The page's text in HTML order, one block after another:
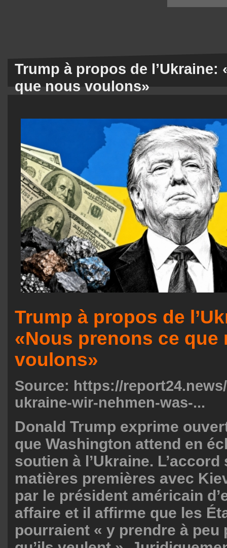
Trump à propos de l’Ukraine:
que nous voulons»
Trump à propos de
«Nous prenons ce que
voulons»
Source: https://
ukraine-wir-nehmen-was-...
Donald Trump exprime
que Washington attend en
soutien à l’Ukraine. L’accord
matières premières avec
par le président américain
affaire et il affirme que les
pourraient « y prendre à peu